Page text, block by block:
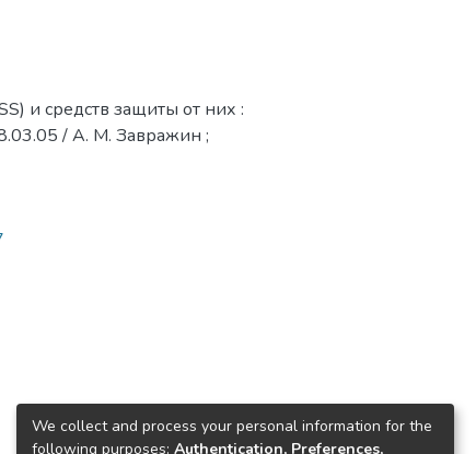
и средств защиты от них :
/ А. М. Завражин ;
We collect and process your personal information for the
following purposes: Authentication, Preferences,